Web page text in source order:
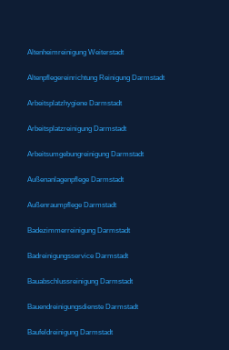
Altenheimreinigung Weiterstadt
Altenpflegereinrichtung Reinigung Darmstadt
Arbeitsplatzhygiene Darmstadt
Arbeitsplatzreinigung Darmstadt
Arbeitsumgebungreinigung Darmstadt
Außenanlagenpflege Darmstadt
Außenraumpflege Darmstadt
Badezimmerreinigung Darmstadt
Badreinigungsservice Darmstadt
Bauabschlussreinigung Darmstadt
Bauendreinigungsdienste Darmstadt
Baufeldreinigung Darmstadt